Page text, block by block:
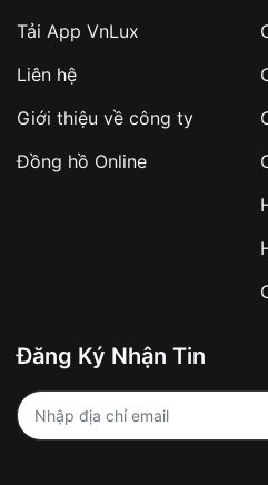
sản phẩm đặc biệt
Khách hàng cần
đặt
hàng
Số tiền còn lại thanh
✔️ Hạn chế tình trạng
Từ khóa SEO:
Tải App VnLux
Liên hệ
Giới thiệu về công ty
Đồng hồ Online
Đăng Ký Nhận Tin